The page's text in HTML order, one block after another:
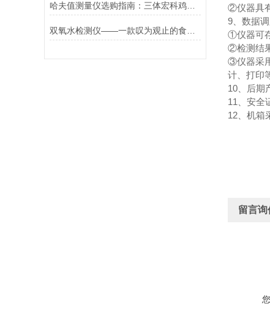
哈夫值测量仪选购指南：三体宏科鸡蛋品质分析仪深度解析
②仪器具
9、数据调
①仪器可
②检测结
③仪器采
计、打印
10、后期
11、安全
12、机箱
留言询